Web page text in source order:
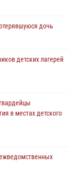
дочь
детских лагерей
в местах детского